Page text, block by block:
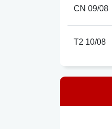
CN 09/08
T2 10/08